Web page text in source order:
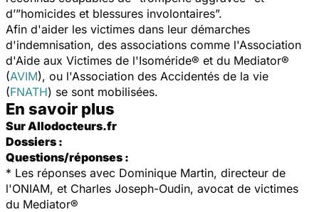
d’”homicides et blessures involontaires”.
Afin d'aider les victimes dans leur démarches
d'indemnisation, des associations comme l'Association
d'Aide aux Victimes de l'Isoméride® et du Mediator®
(AVIM), ou l'Association des Accidentés de la vie
(FNATH) se sont mobilisées.
En savoir plus
Sur Allodocteurs.fr
Dossiers :
Questions/réponses :
* Les réponses avec Dominique Martin, directeur de
l'ONIAM, et Charles Joseph-Oudin, avocat de victimes
du Mediator®